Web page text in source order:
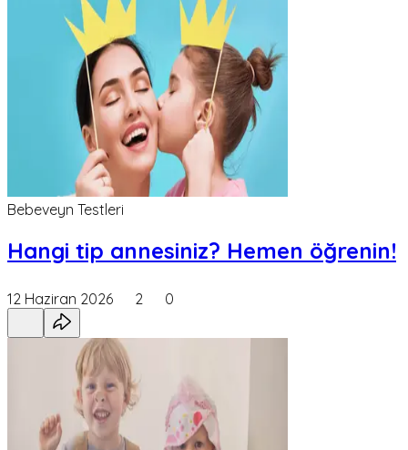
Bebeveyn Testleri
Hangi tip annesiniz? Hemen öğrenin!
12 Haziran 2026 2 0